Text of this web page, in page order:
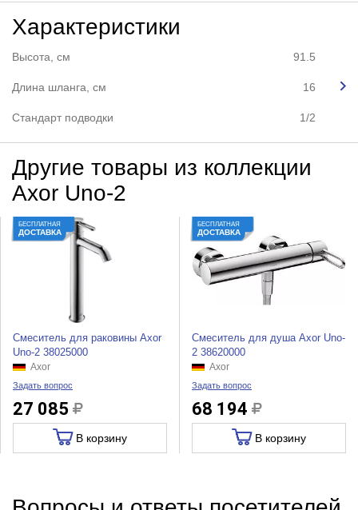
Характеристики
Высота, см 91.5
Длина шланга, см 16
Стандарт подводки 1/2
Другие товары из коллекции
Axor Uno-2
БЕСПЛАТНАЯ
ДОСТАВКА
Смеситель для раковины Axor
Uno-2 38025000
Axor
Задать вопрос
27 085
В корзину
БЕСПЛАТНАЯ
ДОСТАВКА
Смеситель для душа Axor Uno-
2 38620000
Axor
Задать вопрос
68 194
В корзину